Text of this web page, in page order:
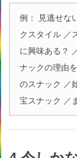
例： 見逃せな
クスタイル ／
に興味ある？
ナックの理由
のスナック ／
宝スナック ／